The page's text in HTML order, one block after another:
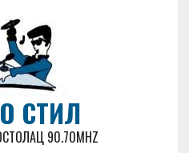
СТИЛ
90.70MHZ